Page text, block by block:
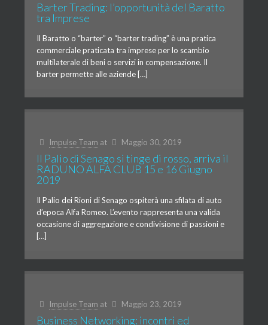
Barter Trading: l’opportunità del Baratto
tra Imprese
Il Baratto o “barter” o “barter trading” è una pratica
commerciale praticata tra imprese per lo scambio
multilaterale di beni o servizi in compensazione. Il
barter permette alle aziende […]
Impulse Team at Maggio 30, 2019
Il Palio di Senago si tinge di rosso, arriva il
RADUNO ALFA CLUB 15 e 16 Giugno
2019
Il Palio dei Rioni di Senago ospiterà una sfilata di auto
d’epoca Alfa Romeo. L’evento rappresenta una valida
occasione di aggregazione e condivisione di passioni e
[…]
Impulse Team at Maggio 23, 2019
Business Networking: incontri ed